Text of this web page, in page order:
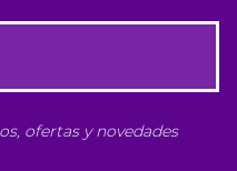
ofertas y novedades